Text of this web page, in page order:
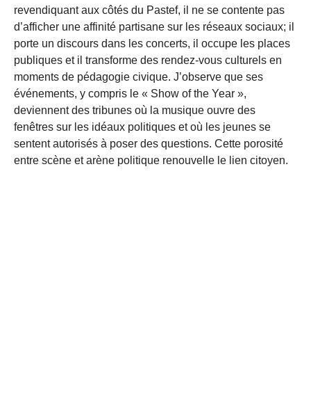
revendiquant aux côtés du Pastef, il ne se contente pas
d’afficher une affinité partisane sur les réseaux sociaux; il
porte un discours dans les concerts, il occupe les places
publiques et il transforme des rendez-vous culturels en
moments de pédagogie civique. J’observe que ses
événements, y compris le « Show of the Year »,
deviennent des tribunes où la musique ouvre des
fenêtres sur les idéaux politiques et où les jeunes se
sentent autorisés à poser des questions. Cette porosité
entre scène et arène politique renouvelle le lien citoyen.